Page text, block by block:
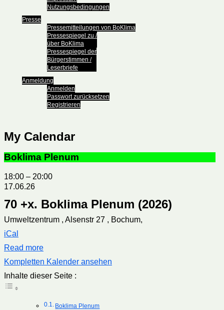
Nutzungsbedingungen
Presse
Pressemitteilungen von BoKlima
Pressespiegel zu /
über BoKlima
Pressespiegel der
Bürgerstimmen /
Leserbriefe
Anmeldung
Anmelden
Passwort zurücksetzen
Registrieren
My Calendar
Boklima Plenum
18:00 – 20:00
17.06.26
70 +x. Boklima Plenum (2026)
Umweltzentrum , Alsenstr 27 , Bochum,
iCal
Read more
Kompletten Kalender ansehen
Inhalte dieser Seite :
Boklima Plenum